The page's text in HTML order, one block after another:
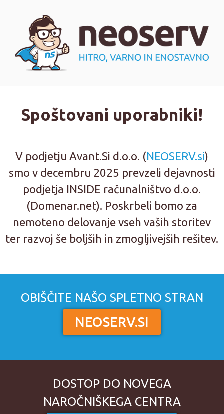
Spoštovani uporabniki!
V podjetju Avant.Si d.o.o. (NEOSERV.si)
smo v decembru 2025 prevzeli dejavnosti
podjetja INSIDE računalništvo d.o.o.
(Domenar.net). Poskrbeli bomo za
nemoteno delovanje vseh vaših storitev
ter razvoj še boljših in zmogljivejših rešitev.
OBIŠČITE NAŠO SPLETNO STRAN
NEOSERV.SI
DOSTOP DO NOVEGA
NAROČNIŠKEGA CENTRA